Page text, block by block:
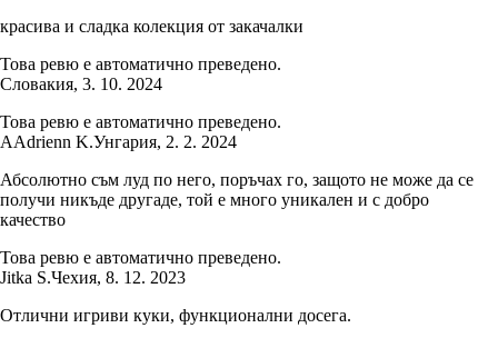
красива и сладка колекция от закачалки
Това ревю е автоматично преведено.
Словакия, 3. 10. 2024
Това ревю е автоматично преведено.
AAdrienn K.Унгария, 2. 2. 2024
Абсолютно съм луд по него, поръчах го, защото не може да се
получи никъде другаде, той е много уникален и с добро
качество
Това ревю е автоматично преведено.
Jitka S.Чехия, 8. 12. 2023
Отлични игриви куки, функционални досега.